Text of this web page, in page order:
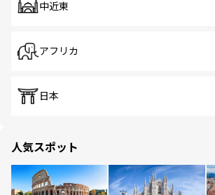
中近東
アフリカ
日本
人気スポット